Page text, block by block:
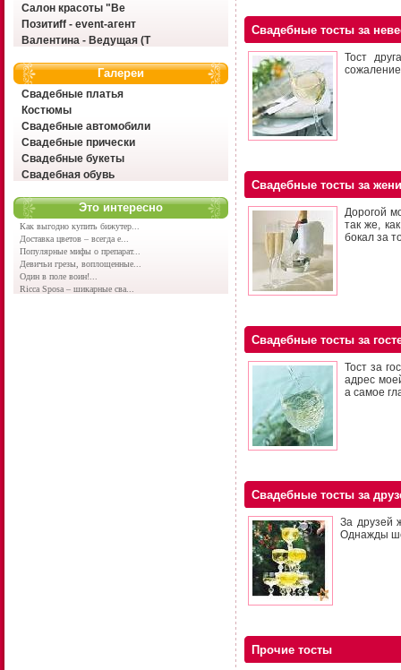
Салон красоты "Ве
Позитиff - event-агент
Валентина - Ведущая (Т
Галереи
Свадебные платья
Костюмы
Свадебные автомобили
Свадебные прически
Свадебные букеты
Свадебная обувь
Это интересно
Как выгодно купить бижутер...
Доставка цветов – всегда е...
Популярные мифы о препарат...
Девичьи грезы, воплощенные...
Один в поле воин!...
Ricca Sposa – шикарные сва...
Свадебные тосты за
Тост
Свадебные тосты за
Дорогой
так же,
бокал за
Свадебные тосты за
Тост за
адрес
а самое
Свадебные тосты за
За друзей
Однажды
Прочие тосты